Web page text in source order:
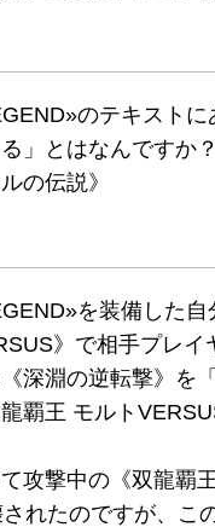
のテキストに
」とはなんですか？
の伝説》
を装備した自
》で相手プレイ
深淵の逆転撃》を
覇王 モルト
攻撃中の《双龍覇
れたのですが、こ